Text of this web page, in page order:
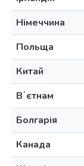
Німеччина
Польща
Китай
Вʼєтнам
Болгарія
Канада